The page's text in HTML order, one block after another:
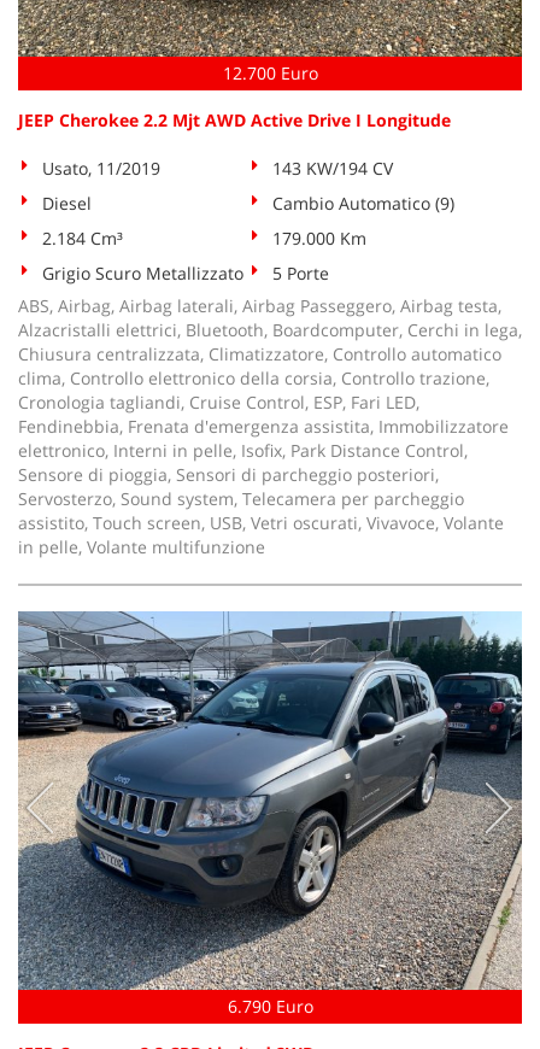
12.700 Euro
JEEP Cherokee 2.2 Mjt AWD Active Drive I Longitude
Usato, 11/2019
143 KW/194 CV
Diesel
Cambio Automatico (9)
2.184 Cm³
179.000 Km
Grigio Scuro Metallizzato
5 Porte
ABS, Airbag, Airbag laterali, Airbag Passeggero, Airbag testa,
Alzacristalli elettrici, Bluetooth, Boardcomputer, Cerchi in lega,
Chiusura centralizzata, Climatizzatore, Controllo automatico
clima, Controllo elettronico della corsia, Controllo trazione,
Cronologia tagliandi, Cruise Control, ESP, Fari LED,
Fendinebbia, Frenata d'emergenza assistita, Immobilizzatore
elettronico, Interni in pelle, Isofix, Park Distance Control,
Sensore di pioggia, Sensori di parcheggio posteriori,
Servosterzo, Sound system, Telecamera per parcheggio
assistito, Touch screen, USB, Vetri oscurati, Vivavoce, Volante
in pelle, Volante multifunzione
6.790 Euro